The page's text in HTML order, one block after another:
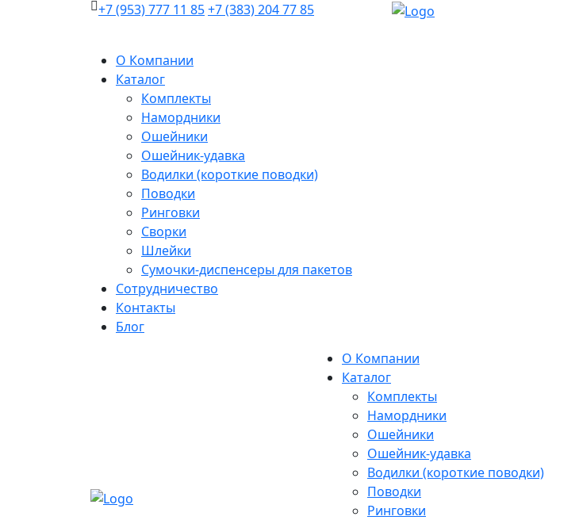
+7 (953) 777 11 85+7 (383) 204 77 85
О Компании
Каталог
Комплекты
Намордники
Ошейники
Ошейник-удавка
Водилки (короткие поводки)
Поводки
Ринговки
Сворки
Шлейки
Сумочки-диспенсеры для пакетов
Сотрудничество
Контакты
Блог
О Компании
Каталог
Комплекты
Намордники
Ошейники
Ошейник-удавка
Водилки (короткие поводки)
Поводки
Ринговки